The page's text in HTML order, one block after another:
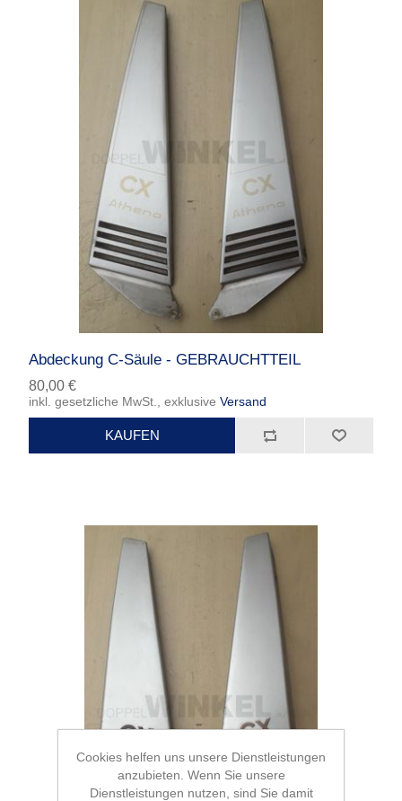
Abdeckung C-Säule - GEBRAUCHTTEIL
80,00 €
inkl. gesetzliche MwSt., exklusiveVersand
Cookies helfen uns unsere Dienstleistungen
anzubieten. Wenn Sie unsere
Dienstleistungen nutzen, sind Sie damit